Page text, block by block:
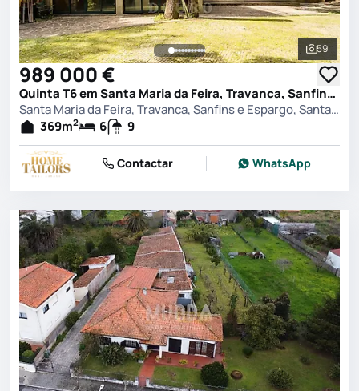
Ver
59
989 000 €
Quinta T6 em Santa Maria da Feira, Travanca, Sanfins e Espargo, Santa Maria da Feira
Santa Maria da Feira, Travanca, Sanfins e Espargo, Santa Maria da Feira
369m2 6 9
Contactar WhatsApp